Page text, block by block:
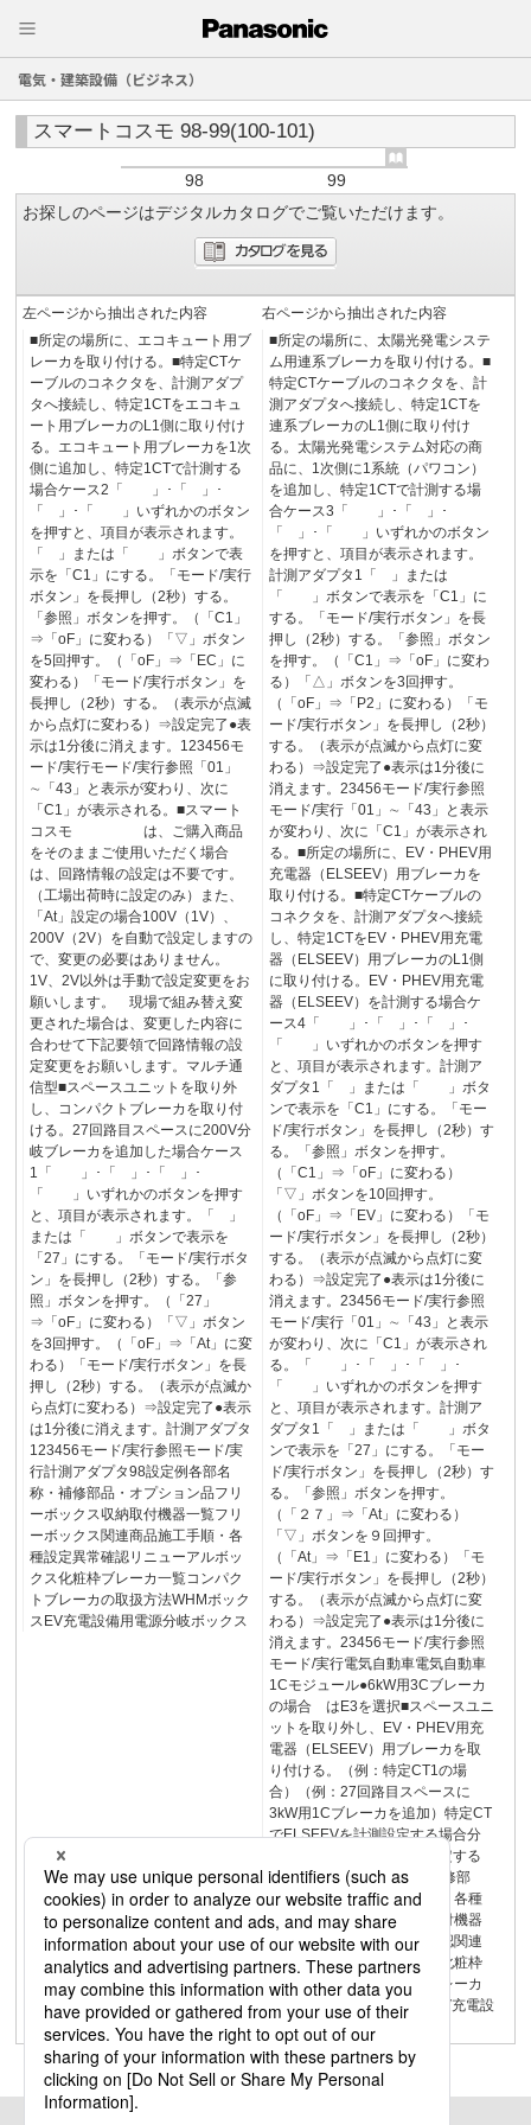
電気・建築設備（ビジネス）
スマートコスモ 98-99(100-101)
98
99
お探しのページはデジタルカタログでご覧いただけます。
左ページから抽出された内容
■所定の場所に、エコキュート用ブ
レーカを取り付ける。■特定CTケ
ーブルのコネクタを、計測アダプ
タへ接続し、特定1CTをエコキュ
ート用ブレーカのL1側に取り付け
る。エコキュート用ブレーカを1次
側に追加し、特定1CTで計測する
場合ケース2「 」･「 」･
「 」･「 」いずれかのボタン
を押すと、項目が表示されます。
「 」または「 」ボタンで表
示を「C1」にする。「モード/実行
ボタン」を長押し（2秒）する。
「参照」ボタンを押す。（「C1」
⇒「oF」に変わる）「▽」ボタン
を5回押す。（「oF」⇒「EC」に
変わる）「モード/実行ボタン」を
長押し（2秒）する。（表示が点滅
から点灯に変わる）⇒設定完了●表
示は1分後に消えます。123456モ
ード/実行モード/実行参照「01」
∼「43」と表示が変わり、次に
「C1」が表示される。■スマート
コスモ は、ご購入商品
をそのままご使用いただく場合
は、回路情報の設定は不要です。
（工場出荷時に設定のみ）また、
「At」設定の場合100V（1V）、
200V（2V）を自動で設定しますの
で、変更の必要はありません。
1V、2V以外は手動で設定変更をお
願いします。 現場で組み替え変
更された場合は、変更した内容に
合わせて下記要領で回路情報の設
定変更をお願いします。マルチ通
信型■スペースユニットを取り外
し、コンパクトブレーカを取り付
ける。27回路目スペースに200V分
岐ブレーカを追加した場合ケース
1「 」･「 」･「 」･
「 」いずれかのボタンを押す
と、項目が表示されます。「 」
または「 」ボタンで表示を
「27」にする。「モード/実行ボタ
ン」を長押し（2秒）する。「参
照」ボタンを押す。（「27」
⇒「oF」に変わる）「▽」ボタン
を3回押す。（「oF」⇒「At」に変
わる）「モード/実行ボタン」を長
押し（2秒）する。（表示が点滅か
ら点灯に変わる）⇒設定完了●表示
は1分後に消えます。計測アダプタ
123456モード/実行参照モード/実
行計測アダプタ98設定例各部名
称・補修部品・オプション品フリ
ーボックス収納取付機器一覧フリ
ーボックス関連商品施工手順・各
種設定異常確認リニューアルボッ
クス化粧枠ブレーカ一覧コンパク
トブレーカの取扱方法WHMボック
スEV充電設備用電源分岐ボックス
右ページから抽出された内容
■所定の場所に、太陽光発電システ
ム用連系ブレーカを取り付ける。■
特定CTケーブルのコネクタを、計
測アダプタへ接続し、特定1CTを
連系ブレーカのL1側に取り付け
る。太陽光発電システム対応の商
品に、1次側に1系統（パワコン）
を追加し、特定1CTで計測する場
合ケース3「 」･「 」･
「 」･「 」いずれかのボタン
を押すと、項目が表示されます。
計測アダプタ1「 」または
「 」ボタンで表示を「C1」に
する。「モード/実行ボタン」を長
押し（2秒）する。「参照」ボタン
を押す。（「C1」⇒「oF」に変わ
る）「△」ボタンを3回押す。
（「oF」⇒「P2」に変わる）「モ
ード/実行ボタン」を長押し（2秒）
する。（表示が点滅から点灯に変
わる）⇒設定完了●表示は1分後に
消えます。23456モード/実行参照
モード/実行「01」∼「43」と表示
が変わり、次に「C1」が表示され
る。■所定の場所に、EV・PHEV用
充電器（ELSEEV）用ブレーカを
取り付ける。■特定CTケーブルの
コネクタを、計測アダプタへ接続
し、特定1CTをEV・PHEV用充電
器（ELSEEV）用ブレーカのL1側
に取り付ける。EV・PHEV用充電
器（ELSEEV）を計測する場合ケ
ース4「 」･「 」･「 」･
「 」いずれかのボタンを押す
と、項目が表示されます。計測ア
ダプタ1「 」または「 」ボタ
ンで表示を「C1」にする。「モー
ド/実行ボタン」を長押し（2秒）す
る。「参照」ボタンを押す。
（「C1」⇒「oF」に変わる）
「▽」ボタンを10回押す。
（「oF」⇒「EV」に変わる）「モ
ード/実行ボタン」を長押し（2秒）
する。（表示が点滅から点灯に変
わる）⇒設定完了●表示は1分後に
消えます。23456モード/実行参照
モード/実行「01」∼「43」と表示
が変わり、次に「C1」が表示され
る。「 」･「 」･「 」･
「 」いずれかのボタンを押す
と、項目が表示されます。計測ア
ダプタ1「 」または「 」ボタ
ンで表示を「27」にする。「モー
ド/実行ボタン」を長押し（2秒）す
る。「参照」ボタンを押す。
（「２７」⇒「At」に変わる）
「▽」ボタンを９回押す。
（「At」⇒「E1」に変わる）「モ
ード/実行ボタン」を長押し（2秒）
する。（表示が点滅から点灯に変
わる）⇒設定完了●表示は1分後に
消えます。23456モード/実行参照
モード/実行電気自動車電気自動車
1Cモジュール●6kW用3Cブレーカ
の場合 はE3を選択■スペースユニ
ットを取り外し、EV・PHEV用充
電器（ELSEEV）用ブレーカを取
り付ける。（例：特定CT1の場
合）（例：27回路目スペースに
3kW用1Cブレーカを追加）特定CT
でELSEEVを計測設定する場合分
岐回路でELSEEVを計測設定する
場合99設定例各部名称・補修部
品・オプション品施工手順・各種
設定フリーボックス収納取付機器
一覧フリーボックス異常確認関連
商品リニューアルボックス化粧枠
ブレーカ一覧コンパクトブレーカ
の取扱方法WHMボックスEV充電設
備用電源分岐ボックス